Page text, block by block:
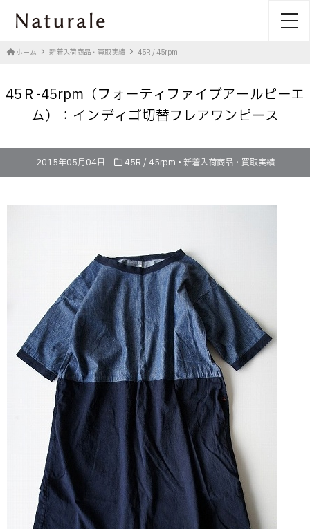
ホーム 新着入荷商品・買取実績 45R / 45rpm
45Ｒ-45rpm（フォーティファイブアールピーエ
ム）：インディゴ切替フレアワンピース
2015年05月04日 45R / 45rpm • 新着入荷商品・買取実績